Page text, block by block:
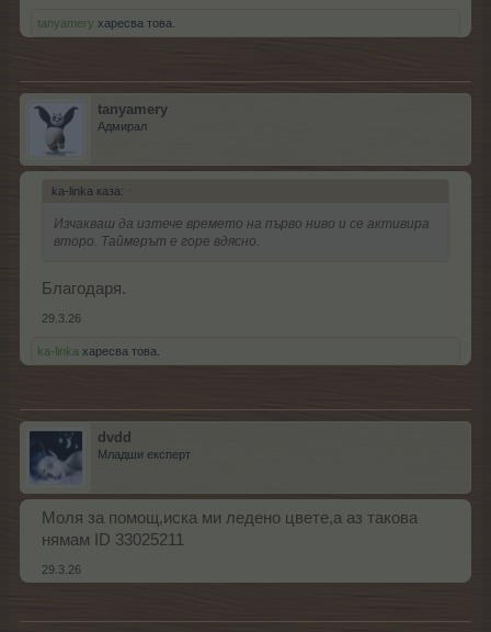
tanyamery харесва това.
tanyamery
Адмирал
ka-linka каза: ↑
Изчакваш да изтече времето на първо ниво и се активира
второ. Таймерът е горе вдясно.
Благодаря.
29.3.26
ka-linka харесва това.
dvdd
Младши експерт
Моля за помощ,иска ми ледено цвете,а аз такова
нямам ID 33025211
29.3.26